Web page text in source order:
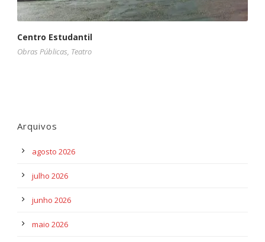
Centro Estudantil
Obras Públicas Teatro
Arquivos
agosto 2026
julho 2026
junho 2026
maio 2026